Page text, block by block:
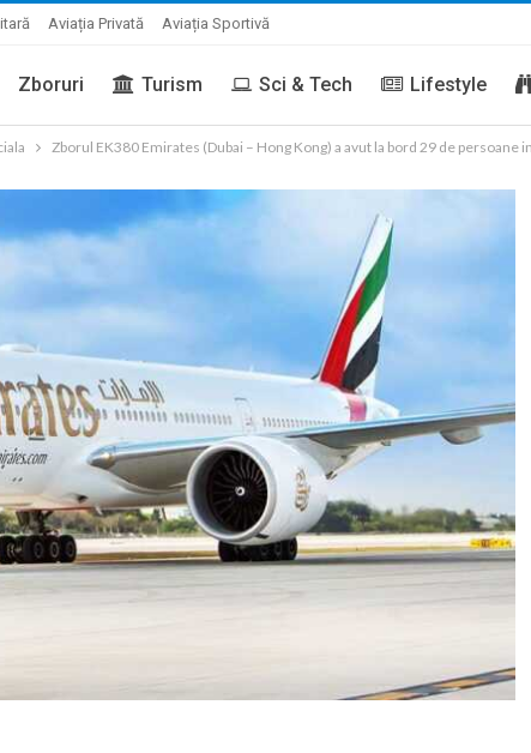
Aviația Privată Aviația Sportivă
Zboruri Turism Sci & Tech Lifestyle
Zborul EK380 Emirates (Dubai – Hong Kong) a avut la bord 29 de persoane